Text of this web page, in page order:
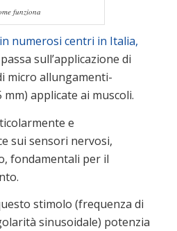
funziona
numerosi centri in Italia,
sull’applicazione di
micro allungamenti-
applicate ai muscoli.
e
sui sensori nervosi,
fondamentali per il
stimolo (frequenza di
sinusoidale) potenzia